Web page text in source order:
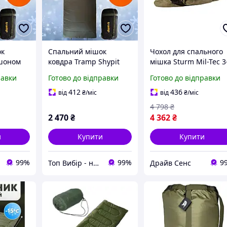
99%
Спальний мішок
ковдра Tramp Shypit
лівий olive (спальник
для кемпінгу, рибаків
Готово до відправки
від412₴/міс
2 470₴
Купити
Топ Вибір - надійний магазин, перевірений часом 99%
Чохол для спального
мішка Sturm Mil-Tec
Sleeping Bag
1411-DS
Готово до відправки
від436₴/міс
4 362₴
4 798 ₴
Купити
Драйв Сенс